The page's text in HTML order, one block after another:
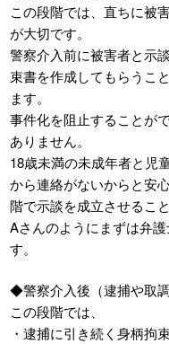
この段階では、直ちに被
が大切です。
警察介入前に被害者と示
束書を作成してもらうこ
ます。
事件化を阻止することが
ありません。
18歳未満の未成年者と児
から連絡がないからと安
階で示談を成立させるこ
Aさんのようにまずは弁
す。
◆警察介入後（逮捕や取
この段階では、
・逮捕に引き続く身柄拘